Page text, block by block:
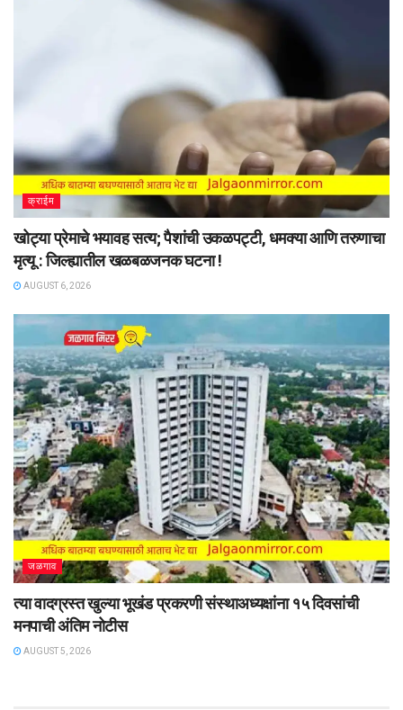
क्राईम
खोट्या प्रेमाचे भयावह सत्य; पैशांची उकळपट्टी, धमक्या आणि तरुणाचा
मृत्यू : जिल्ह्यातील खळबळजनक घटना !
AUGUST 6, 2026
जळगाव
त्या वादग्रस्त खुल्या भूखंड प्रकरणी संस्थाअध्यक्षांना १५ दिवसांची
मनपाची अंतिम नोटीस
AUGUST 5, 2026